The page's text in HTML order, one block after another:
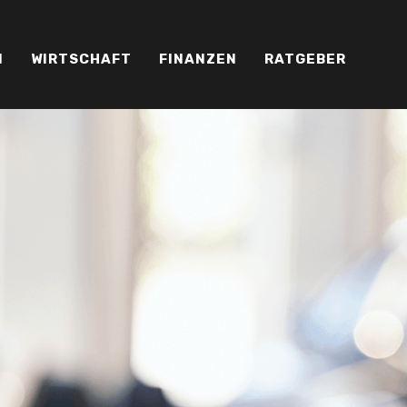
WIRTSCHAFT FINANZEN RATGEBER